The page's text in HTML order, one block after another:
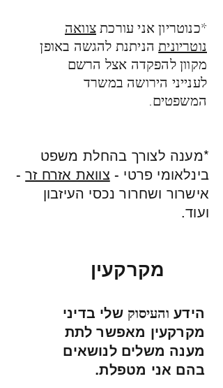
*כנוטריון אני עורכת צוואה
נוטריוניתהניתנת להגשה באופן
מקוון להפקדה אצל הרשם
לענייני הירושה במשרד
המשפטים.
*מענה לצורך בהחלת משפט
בינלאומי פרטי - צוואת אזרח זר-
אישרור ושחרור נכסי העיזבון
ועוד.
מקרקעין
הידע והעיסוק שלי בדיני
מקרקעין מאפשר לתת
מענה משלים לנושאים
בהם אני מטפלת.